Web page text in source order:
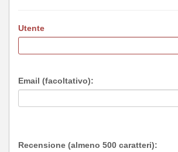
Utente
Email (facoltativo):
Recensione (almeno 500 caratteri):